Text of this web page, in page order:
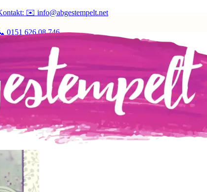
✉️ info@abgestempelt.net
0151 626 08 746
8 Karten (jeweils 2 von je 4 Designs) mit aktuellen
6 Karten.